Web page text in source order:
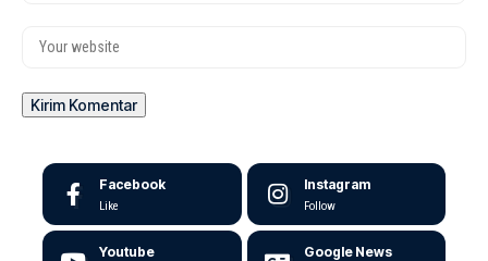
Facebook
Like
Instagram
Follow
Youtube Google News